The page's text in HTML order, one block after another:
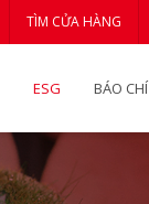
TÌM CỬA HÀNG
ESG BÁO CHÍ